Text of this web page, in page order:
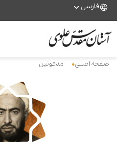
فارسی
صفحه اصلی مدفونین